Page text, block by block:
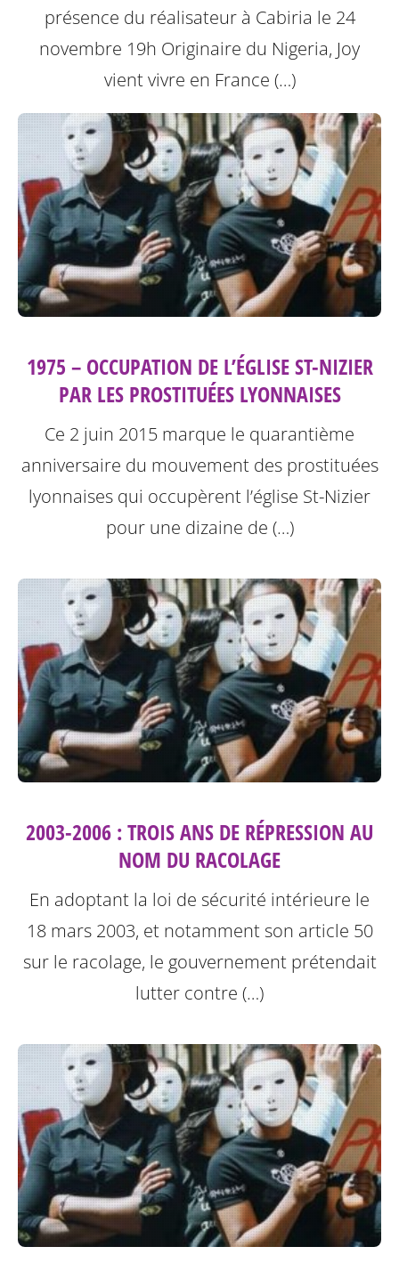
présence du réalisateur à Cabiria le 24
novembre 19h Originaire du Nigeria, Joy
vient vivre en France (…)
1975 – OCCUPATION DE L’ÉGLISE ST-NIZIER
PAR LES PROSTITUÉES LYONNAISES
Ce 2 juin 2015 marque le quarantième
anniversaire du mouvement des prostituées
lyonnaises qui occupèrent l’église St-Nizier
pour une dizaine de (…)
2003-2006 : TROIS ANS DE RÉPRESSION AU
NOM DU RACOLAGE
En adoptant la loi de sécurité intérieure le
18 mars 2003, et notamment son article 50
sur le racolage, le gouvernement prétendait
lutter contre (…)